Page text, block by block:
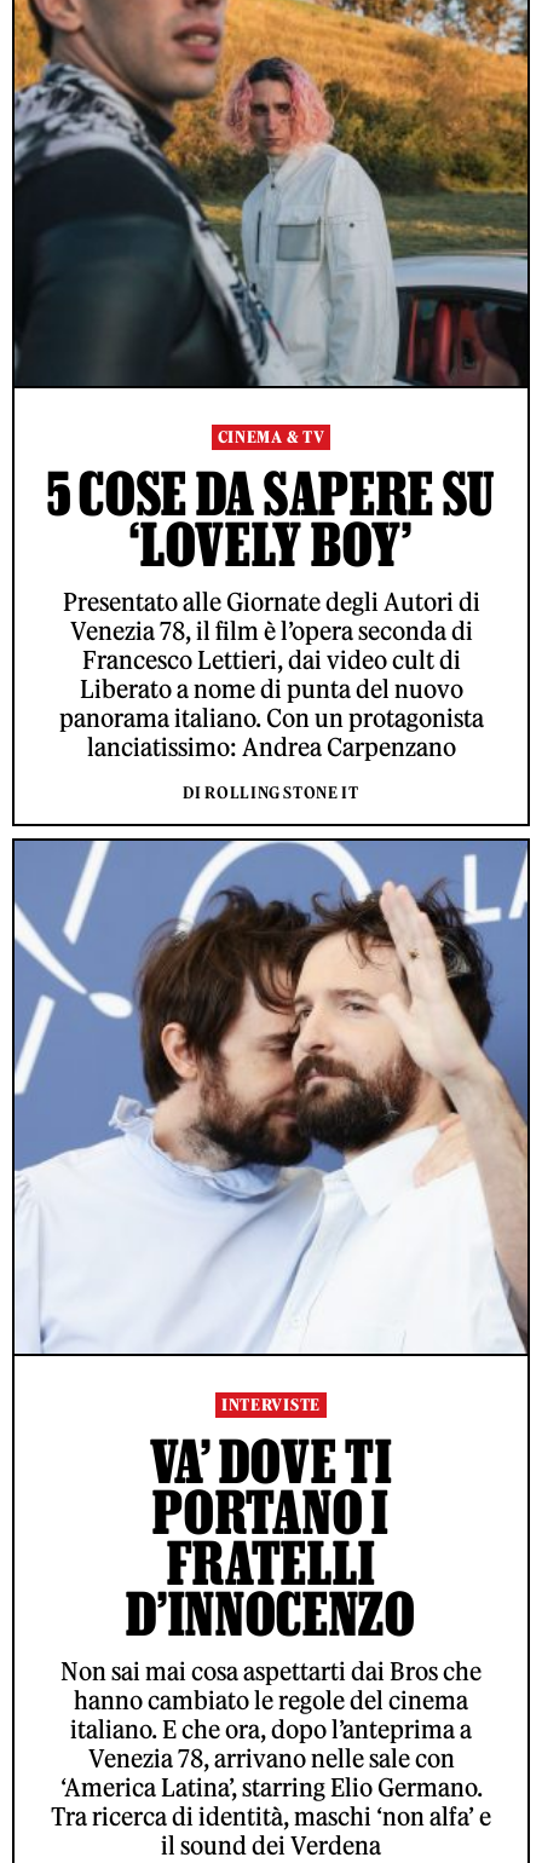
CINEMA & TV
5 COSE DA SAPERE SU
‘LOVELY BOY’
Presentato alle Giornate degli Autori di
Venezia 78, il film è l’opera seconda di
Francesco Lettieri, dai video cult di
Liberato a nome di punta del nuovo
panorama italiano. Con un protagonista
lanciatissimo: Andrea Carpenzano
DI ROLLING STONE IT
INTERVISTE
VA’ DOVE TI
PORTANO I
FRATELLI
D’INNOCENZO
Non sai mai cosa aspettarti dai Bros che
hanno cambiato le regole del cinema
italiano. E che ora, dopo l’anteprima a
Venezia 78, arrivano nelle sale con
‘America Latina’, starring Elio Germano.
Tra ricerca di identità, maschi ‘non alfa’ e
il sound dei Verdena